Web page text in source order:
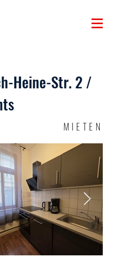
Heine-Str. 2 /
MIETEN